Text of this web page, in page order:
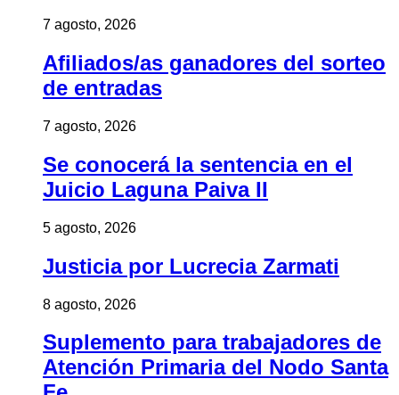
7 agosto, 2026
Afiliados/as ganadores del sorteo
de entradas
7 agosto, 2026
Se conocerá la sentencia en el
Juicio Laguna Paiva II
5 agosto, 2026
Justicia por Lucrecia Zarmati
8 agosto, 2026
Suplemento para trabajadores de
Atención Primaria del Nodo Santa